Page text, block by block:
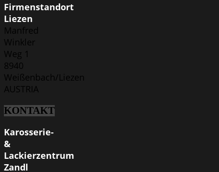
Firmenstandort
Liezen
Manfred
Winkler
Weg 1
8940
Weißenbach/Liezen
AUSTRIA
KONTAKT
Karosserie-
&
Lackierzentrum
Zandl